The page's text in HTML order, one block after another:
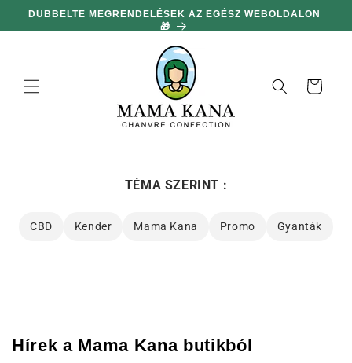
hagyni és
DUBBELTE MEGRENDELÉSEK AZ EGÉSZ WEBOLDALON
🎁
Kosár
TÉMA SZERINT :
CBD Kender Mama Kana Promo Gyanták
Hírek a Mama Kana butikból